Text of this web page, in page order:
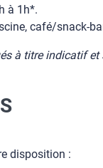
à 1h*.
café/snack-
à titre indicatif
disposition :